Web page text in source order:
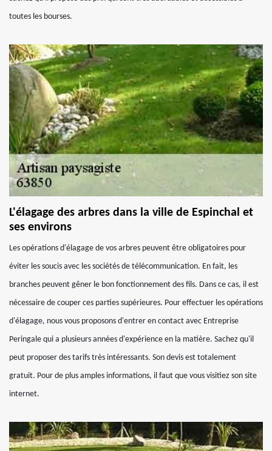
toutes les bourses.
L'élagage des arbres dans la ville de Espinchal et
ses environs
Les opérations d'élagage de vos arbres peuvent être obligatoires pour
éviter les soucis avec les sociétés de télécommunication. En fait, les
branches peuvent gêner le bon fonctionnement des fils. Dans ce cas, il est
nécessaire de couper ces parties supérieures. Pour effectuer les opérations
d'élagage, nous vous proposons d'entrer en contact avec Entreprise
Peringale qui a plusieurs années d'expérience en la matière. Sachez qu'il
peut proposer des tarifs très intéressants. Son devis est totalement
gratuit. Pour de plus amples informations, il faut que vous visitiez son site
internet.